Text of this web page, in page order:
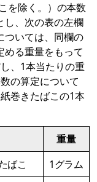
を除く。）の本数
し、次の表の左欄
ついては、同欄の
める重量をもって
、1本当たりの重
の算定について
巻きたばこの1本
重量
ばこ
1グラム